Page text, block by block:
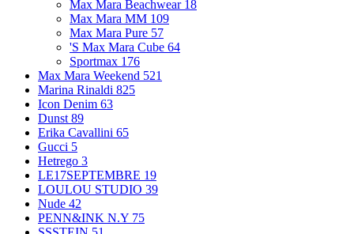
Max Mara Beachwear 18
Max Mara MM 109
Max Mara Pure 57
'S Max Mara Cube 64
Sportmax 176
Max Mara Weekend 521
Marina Rinaldi 825
Icon Denim 63
Dunst 89
Erika Cavallini 65
Gucci 5
Hetrego 3
LE17SEPTEMBRE 19
LOULOU STUDIO 39
Nude 42
PENN&INK N.Y 75